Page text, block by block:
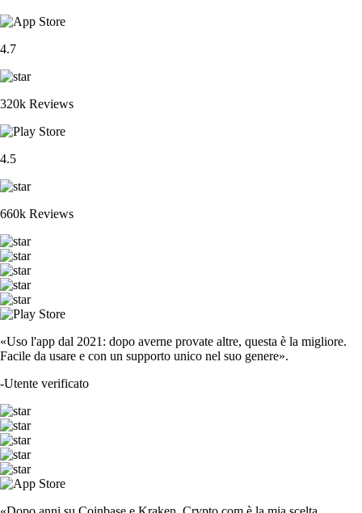
4.7
320k Reviews
4.5
660k Reviews
«Uso l'app dal 2021: dopo averne provate altre, questa è la migliore.
Facile da usare e con un supporto unico nel suo genere».
-Utente verificato